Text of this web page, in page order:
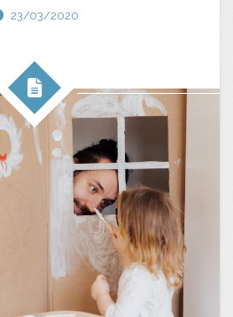
23/03/2020